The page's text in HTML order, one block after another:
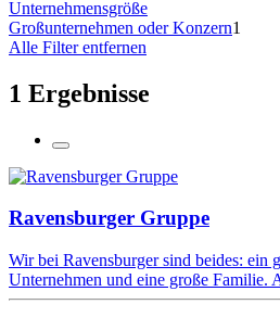
Unternehmensgröße
Großunternehmen oder Konzern1
Alle Filter entfernen
1 Ergebnisse
Ravensburger Gruppe
Wir bei Ravensburger sind beides: ein
Unternehmen und eine große Familie.